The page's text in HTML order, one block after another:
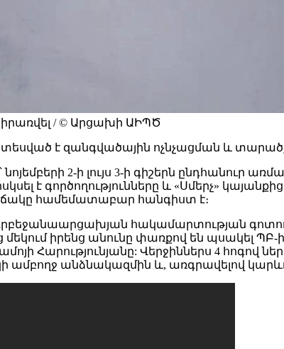
/ © Արցախի ԱԻՊԾ
է զանգվածային ոչնչացման և
՝ նոյեմբերի 2-ի լույս 3-ի գիշերն
է գործողությունները և «Սմերչ»
համեմատաբար հանգիստ է։
հակամարտության
իրենց անունը փառքով են պսակել
Հարությունյանը: Վերջիններս 4 հոգով
անձնակազմին և, առգրավելով